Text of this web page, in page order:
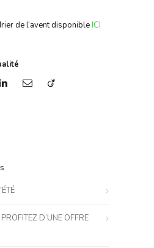
de l’avent disponible ICI
D’UNE OFFRE